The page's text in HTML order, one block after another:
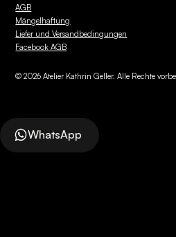
AGB
Mängelhaftung
Liefer und Versandbedingungen
Facebook AGB
©2026 Atelier Kathrin Geller. Alle Rechte
WhatsApp